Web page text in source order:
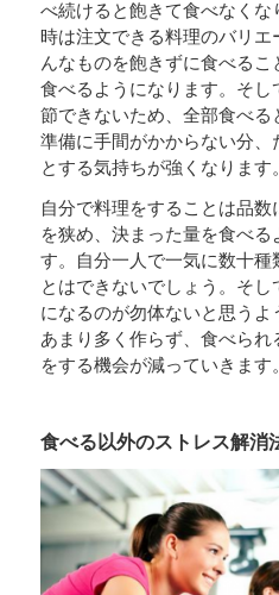
べ続けると飽きて食べなくな
時は注文できる料理のバリ
んなものを飽きずに食べるこ
食べるようになります。そし
節できないため、全部食べる
準備に手間がかからない分、
とする気持ちが強くなります。
自分で料理をすることは品
を狭め、決まった量を食べ
す。自分一人で一気に数十種
とはできないでしょう。そ
になるのが勿体ないと思う
あまり多く作らず、食べら
をする機会が減っていきます。
食べる以外のストレス解消